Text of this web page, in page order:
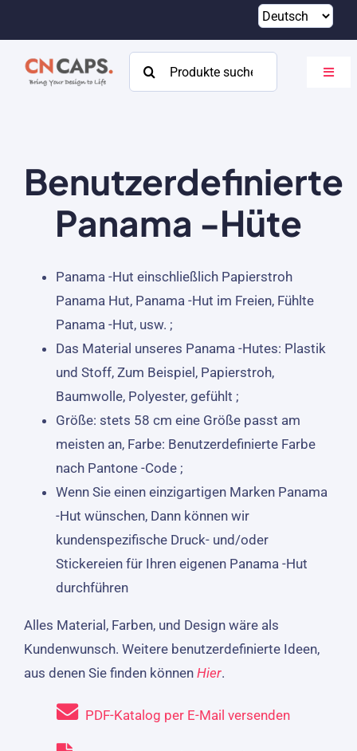
springen
Suchen
nach:
Katalog
Ressourcen
Benutzerdefinierte
Panama -Hüte
Panama -Hut einschließlich Papierstroh
Panama Hut, Panama -Hut im Freien, Fühlte
Panama -Hut, usw. ;
Das Material unseres Panama -Hutes: Plastik
und Stoff, Zum Beispiel, Papierstroh,
Baumwolle, Polyester, gefühlt ;
Größe: stets 58 cm eine Größe passt am
meisten an, Farbe: Benutzerdefinierte Farbe
nach Pantone -Code ;
Wenn Sie einen einzigartigen Marken Panama
-Hut wünschen, Dann können wir
kundenspezifische Druck- und/oder
Stickereien für Ihren eigenen Panama -Hut
durchführen
Alles Material, Farben, und Design wäre als
Kundenwunsch. Weitere benutzerdefinierte Ideen,
aus denen Sie finden können Hier.
PDF-Katalog per E-Mail versenden